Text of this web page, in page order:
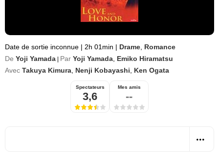
Date de sortie inconnue | 2h 01min | Drame Romance
De Yoji Yamada Par Yoji Yamada Emiko Hiramatsu
Avec Takuya Kimura Nenji Kobayashi Ken Ogata
Spectateurs
3,6
Mes amis
--